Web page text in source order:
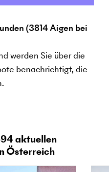
(3814 Aigen bei
werden Sie über die
benachrichtigt, die
aktuellen
Österreich